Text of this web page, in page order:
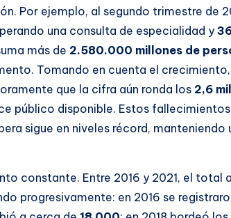
Por ejemplo, al segundo trimestre de
una consulta de especialidad y
más de 2.580.000 millones de
Tomando en cuenta el crecimiento,
que la cifra aún ronda los 2,6
público disponible. Estos
sigue en niveles récord, manteniendo
constante. Entre 2016 y 2021, el total
progresivamente: en 2016 se